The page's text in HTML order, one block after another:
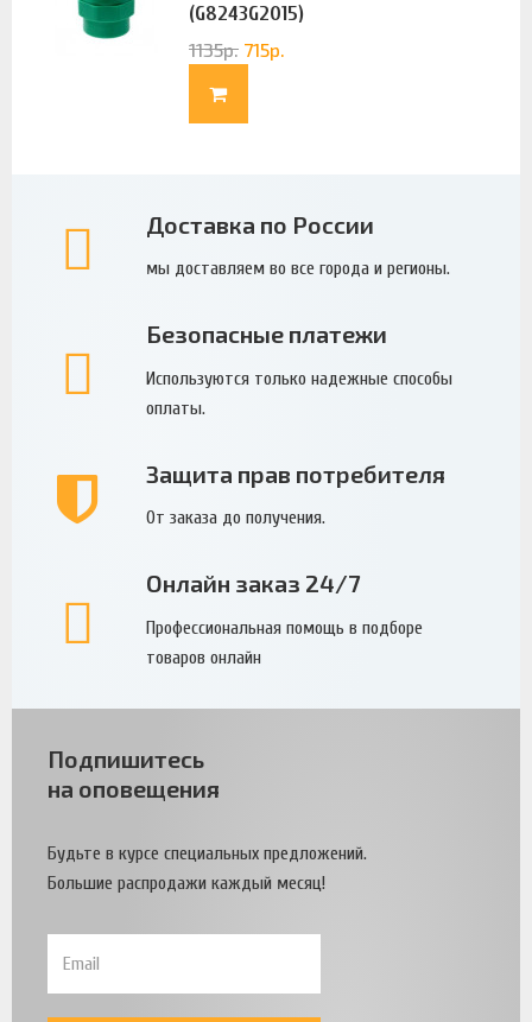
(G8243G2015)
1135р. 715р.
Доставка по России
мы доставляем во все города и регионы.
Безопасные платежи
Используются только надежные способы
оплаты.
Защита прав потребителя
От заказа до получения.
Онлайн заказ 24/7
Профессиональная помощь в подборе
товаров онлайн
Подпишитесь
на оповещения
Будьте в курсе специальных предложений.
Большие распродажи каждый месяц!